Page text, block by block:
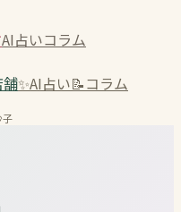
AI占いコラム
✨AI占い📝コラム
子